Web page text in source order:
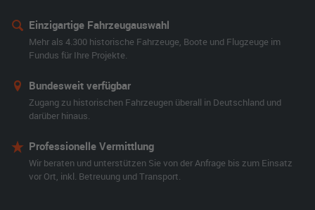
Einzigartige Fahrzeugauswahl
Mehr als 4.300 historische Fahrzeuge, Boote und Flugzeuge im
Fundus für Ihre Projekte.
Bundesweit verfügbar
Zugang zu historischen Fahrzeugen überall in Deutschland und
darüber hinaus.
Professionelle Vermittlung
Wir beraten und unterstützen Sie von der Anfrage bis zum Einsatz
vor Ort, inkl. Betreuung und Transport.